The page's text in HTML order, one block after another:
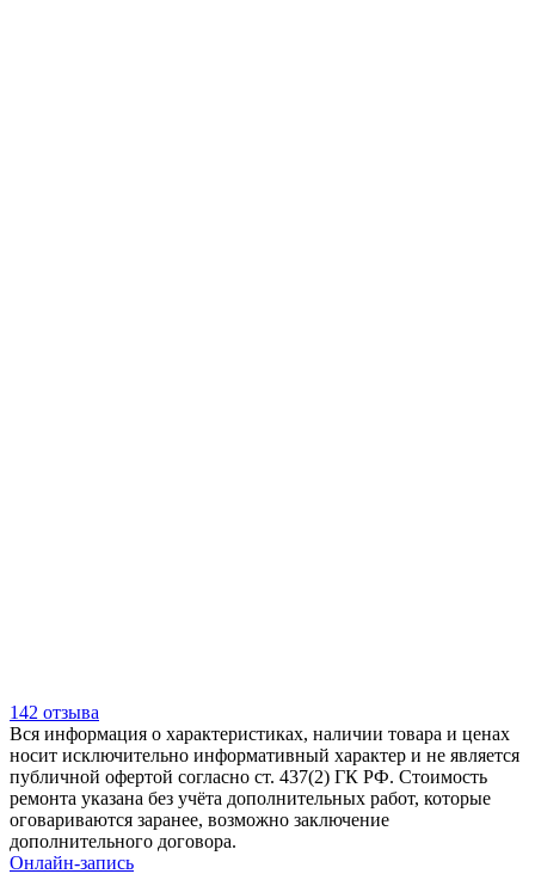
142 отзыва
Вся информация о характеристиках, наличии товара и ценах
носит исключительно информативный характер и не является
публичной офертой согласно ст. 437(2) ГК РФ. Стоимость
ремонта указана без учёта дополнительных работ, которые
оговариваются заранее, возможно заключение
дополнительного договора.
Онлайн-запись